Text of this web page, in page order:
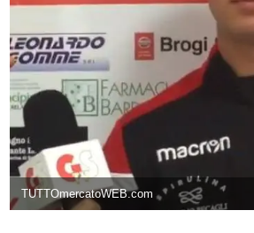
TUTTOmercatoWEB.com